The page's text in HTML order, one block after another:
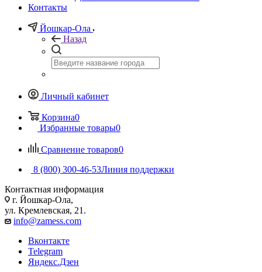
Контакты
Йошкар-Ола
Назад
Личный кабинет
Корзина0
Избранные товары0
Сравнение товаров0
8 (800) 300-46-53Линия поддержки
Контактная информация
г. Йошкар-Ола,
ул. Кремлевская, 21.
info@zamess.com
Вконтакте
Telegram
Яндекс.Дзен